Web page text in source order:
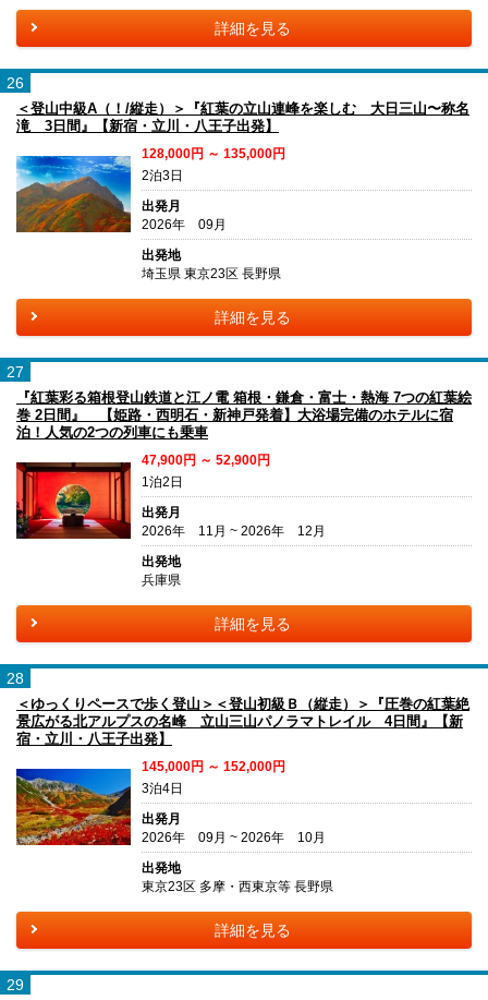
詳細を見る
26
＜登山中級A（！/縦走）＞『紅葉の立山連峰を楽しむ 大日三山〜称名
滝 3日間』【新宿・立川・八王子出発】
128,000円 ～ 135,000円
2泊3日
出発月
2026年 09月
出発地
埼玉県 東京23区 長野県
詳細を見る
27
『紅葉彩る箱根登山鉄道と江ノ電 箱根・鎌倉・富士・熱海 7つの紅葉絵
巻 2日間』 【姫路・西明石・新神戸発着】大浴場完備のホテルに宿
泊！人気の2つの列車にも乗車
47,900円 ～ 52,900円
1泊2日
出発月
2026年 11月 ~ 2026年 12月
出発地
兵庫県
詳細を見る
28
＜ゆっくりペースで歩く登山＞＜登山初級Ｂ（縦走）＞『圧巻の紅葉絶
景広がる北アルプスの名峰 立山三山パノラマトレイル 4日間』【新
宿・立川・八王子出発】
145,000円 ～ 152,000円
3泊4日
出発月
2026年 09月 ~ 2026年 10月
出発地
東京23区 多摩・西東京等 長野県
詳細を見る
29